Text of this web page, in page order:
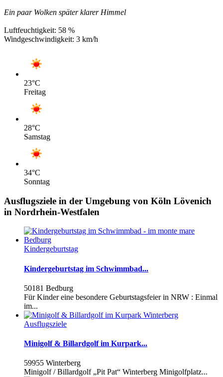
Ein paar Wolken später klarer Himmel
Luftfeuchtigkeit: 58 %
Windgeschwindigkeit: 3 km/h
23°C
Freitag
28°C
Samstag
34°C
Sonntag
Ausflugsziele in der Umgebung von Köln Lövenich
in Nordrhein-Westfalen
Kindergeburtstag
Kindergeburtstag im Schwimmbad...
50181 Bedburg
Für Kinder eine besondere Geburtstagsfeier in NRW : Einmal
im...
Ausflugsziele
Minigolf & Billardgolf im Kurpark...
59955 Winterberg
Minigolf / Billardgolf „Pit Pat“ Winterberg Minigolfplatz...